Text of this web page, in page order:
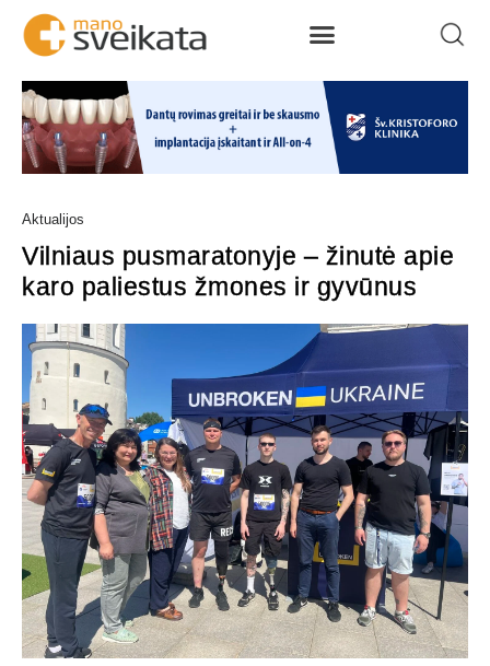
Aktualijos
Vilniaus pusmaratonyje – žinutė apie
karo paliestus žmones ir gyvūnus